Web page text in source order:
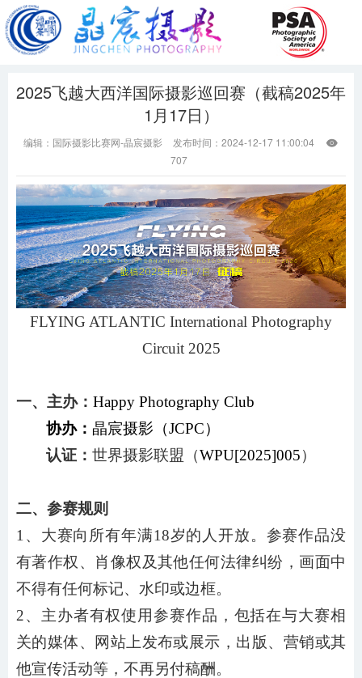
2025飞越大西洋国际摄影巡回赛（截稿2025年
1月17日）
编辑：国际摄影比赛网-晶宸摄影 发布时间：2024-12-17 11:00:04 
707
FLYING ATLANTIC International Photography
Circuit 2025
一、主办： Happy Photography Club
协办： 晶宸摄影（JCPC）
认证：世界摄影联盟（WPU[2025]005）
二、参赛规则
1、大赛向所有年满18岁的人开放。参赛作品没
有著作权、肖像权及其他任何法律纠纷，画面中
不得有任何标记、水印或边框。
2、主办者有权使用参赛作品，包括在与大赛相
关的媒体、网站上发布或展示，出版、营销或其
他宣传活动等，不再另付稿酬。